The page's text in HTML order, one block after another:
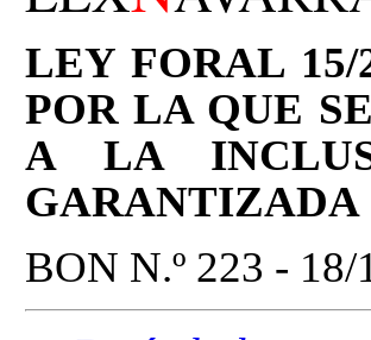
LEY FORAL 15/
POR LA QUE
A LA
GARANTIZADA
BON N.º 223 -